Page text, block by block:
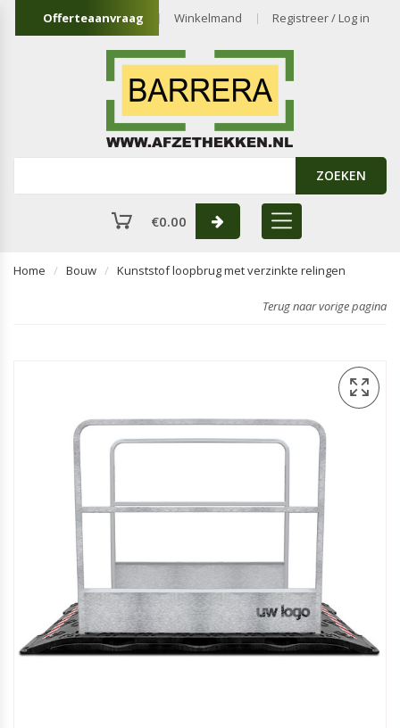
Offerteaanvraag Winkelmand Registreer / Log in
ZOEKEN
€0.00
Home Bouw Kunststof loopbrug met verzinkte relingen
Terug naar vorige pagina